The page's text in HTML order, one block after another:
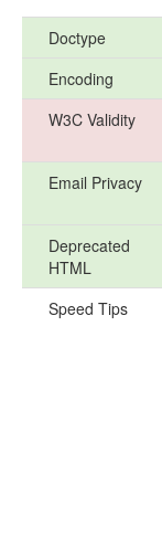
Doctype
Encoding
W3C Validity
Email Privacy
Deprecated
HTML
Speed Tips